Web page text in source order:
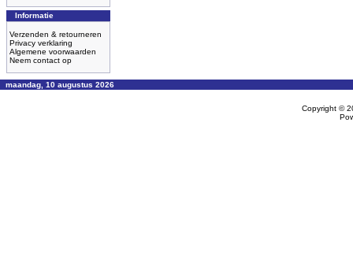
Informatie
Verzenden & retourneren
Privacy verklaring
Algemene voorwaarden
Neem contact op
maandag, 10 augustus 2026
Copyright ©